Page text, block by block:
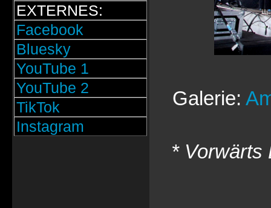
EXTERNES:
Facebook
Bluesky
YouTube 1
YouTube 2
TikTok
Instagram
Galerie:
* Vorwärts